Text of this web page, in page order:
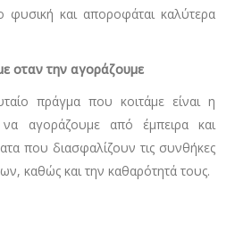
και αποροφάται καλύτερα
οταν την αγοράζουμε
πράγμα που κοιτάμε είναι η
να αγοράζουμε από έμπειρα και
που διασφαλίζουν τις συνθήκες
καθώς και την καθαρότητά τους.